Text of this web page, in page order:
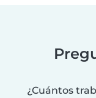
¿Cuántos